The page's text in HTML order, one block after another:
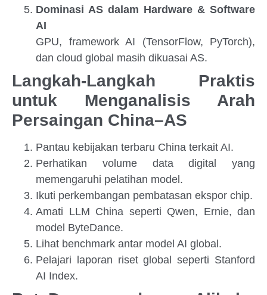
Dominasi AS dalam Hardware & Software
AI
GPU, framework AI (TensorFlow, PyTorch),
dan cloud global masih dikuasai AS.
Langkah-Langkah Praktis
untuk Menganalisis Arah
Persaingan China–AS
Pantau kebijakan terbaru China terkait AI.
Perhatikan volume data digital yang
memengaruhi pelatihan model.
Ikuti perkembangan pembatasan ekspor chip.
Amati LLM China seperti Qwen, Ernie, dan
model ByteDance.
Lihat benchmark antar model AI global.
Pelajari laporan riset global seperti Stanford
AI Index.